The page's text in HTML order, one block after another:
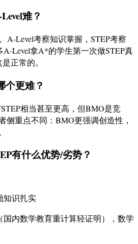
难？
。A-Level考察知识掌握，STEP考察
Level拿A*的学生第一次做STEP真
正常的。
个更难？
相当甚至更高，但BMO是竞
侧重点不同：BMO更强调创造性，
有什么优势/劣势？
知识扎实
国内数学教育重计算轻证明），数学